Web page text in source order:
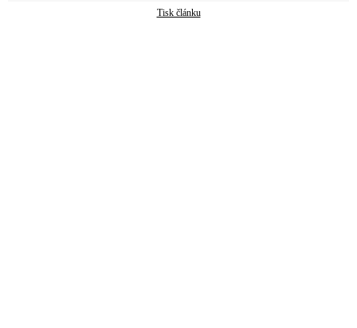
Tisk článku